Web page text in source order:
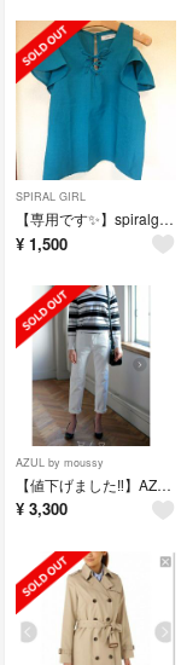
SPIRAL GIRL
【専用です✨】spiralgirlトップス
¥ 1,500
AZUL by moussy
【値下げました‼️】AZULbymoussyパンツ
¥ 3,300